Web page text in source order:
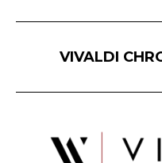
VIVALDI